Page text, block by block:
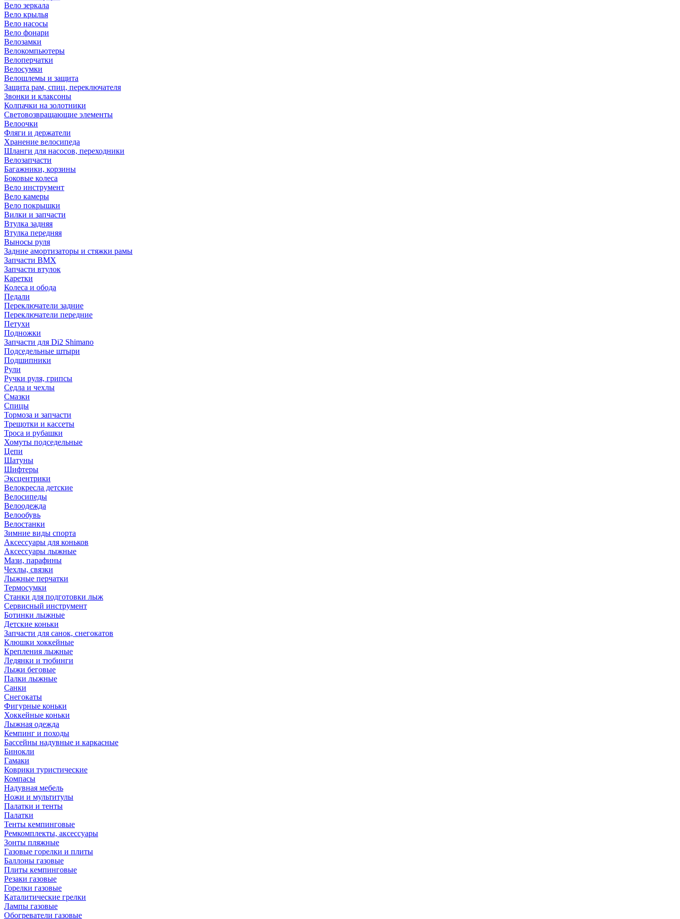
Вело зеркала
Вело крылья
Вело насосы
Вело фонари
Велозамки
Велокомпьютеры
Велоперчатки
Велосумки
Велошлемы и защита
Защита рам, спиц, переключателя
Звонки и клаксоны
Колпачки на золотники
Световозвращающие элементы
Велоочки
Фляги и держатели
Хранение велосипеда
Шланги для насосов, переходники
Велозапчасти
Багажники, корзины
Боковые колеса
Вело инструмент
Вело камеры
Вело покрышки
Вилки и запчасти
Втулка задняя
Втулка передняя
Выносы руля
Задние амортизаторы и стяжки рамы
Запчасти BMX
Запчасти втулок
Каретки
Колеса и обода
Педали
Переключатели задние
Переключатели передние
Петухи
Подножки
Запчасти для Di2 Shimano
Подседельные штыри
Подшипники
Рули
Ручки руля, грипсы
Седла и чехлы
Смазки
Спицы
Тормоза и запчасти
Трещотки и кассеты
Троса и рубашки
Хомуты подседельные
Цепи
Шатуны
Шифтеры
Эксцентрики
Велокресла детские
Велосипеды
Велоодежда
Велообувь
Велостанки
Зимние виды спорта
Аксессуары для коньков
Аксессуары лыжные
Мази, парафины
Чехлы, связки
Лыжные перчатки
Термосумки
Станки для подготовки лыж
Сервисный инструмент
Ботинки лыжные
Детские коньки
Запчасти для санок, снегокатов
Клюшки хоккейные
Крепления лыжные
Ледянки и тюбинги
Лыжи беговые
Палки лыжные
Санки
Снегокаты
Фигурные коньки
Хоккейные коньки
Лыжная одежда
Кемпинг и походы
Бассейны надувные и каркасные
Бинокли
Гамаки
Коврики туристические
Компасы
Надувная мебель
Ножи и мультитулы
Палатки и тенты
Палатки
Тенты кемпинговые
Ремкомплекты, аксессуары
Зонты пляжные
Газовые горелки и плиты
Баллоны газовые
Плиты кемпинговые
Резаки газовые
Горелки газовые
Каталитические грелки
Лампы газовые
Обогреватели газовые